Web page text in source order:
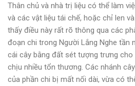
Thân chủ và nhà trị liệu có thể làm
và các vật liệu tái chế, hoặc chỉ len
thấy điều này rất rõ thông qua các
đoạn chi trong Người Lắng Nghe tần
cái cây bằng đất sét tượng trưng cho
chịu nhiều tổn thương. Các nhánh
của phần chi bị mất nối dài, vừa có